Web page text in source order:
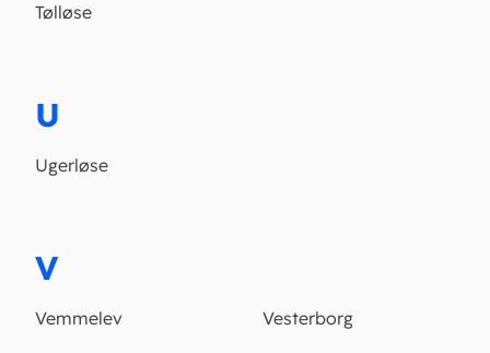
Tølløse
U
Ugerløse
V
Vemmelev
Vesterborg